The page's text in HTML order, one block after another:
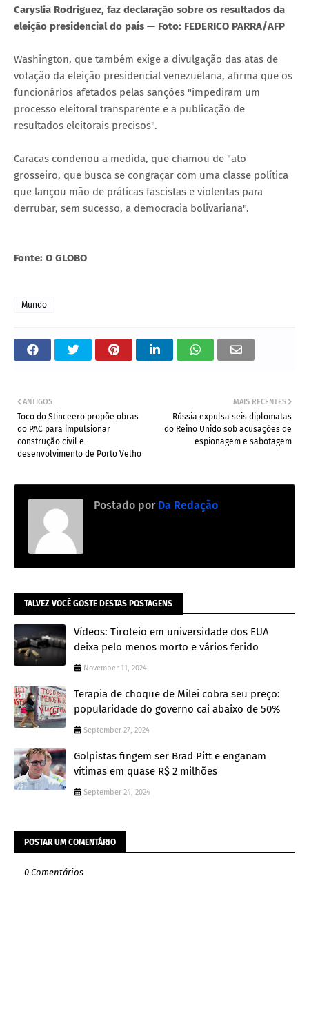
Caryslia Rodriguez, faz declaração sobre os resultados da
eleição presidencial do país — Foto: FEDERICO PARRA/AFP
Washington, que também exige a divulgação das atas de
votação da eleição presidencial venezuelana, afirma que os
funcionários afetados pelas sanções "impediram um
processo eleitoral transparente e a publicação de
resultados eleitorais precisos".
Caracas condenou a medida, que chamou de "ato
grosseiro, que busca se congraçar com uma classe política
que lançou mão de práticas fascistas e violentas para
derrubar, sem sucesso, a democracia bolivariana".
Fonte: O GLOBO
Mundo
MAIS RECENTES
Rússia expulsa seis diplomatas
do Reino Unido sob acusações de
espionagem e sabotagem
ANTIGOS
Toco do Stinceero propõe obras
do PAC para impulsionar
construção civil e
desenvolvimento de Porto Velho
Postado por Da Redação
TALVEZ VOCÊ GOSTE DESTAS POSTAGENS
Vídeos: Tiroteio em universidade dos EUA
deixa pelo menos morto e vários ferido
November 11, 2024
Terapia de choque de Milei cobra seu preço:
popularidade do governo cai abaixo de 50%
September 27, 2024
Golpistas fingem ser Brad Pitt e enganam
vítimas em quase R$ 2 milhões
September 24, 2024
POSTAR UM COMENTÁRIO
0 Comentários